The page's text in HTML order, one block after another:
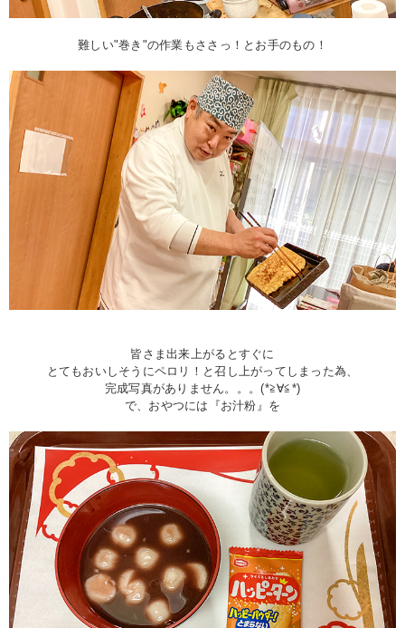
難しい"巻き"の作業もささっ！とお手のもの！
皆さま出来上がるとすぐに
とてもおいしそうにペロリ！と召し上がってしまった為、
完成写真がありません。。。(*≧∀≦*)
で、おやつには『お汁粉』を